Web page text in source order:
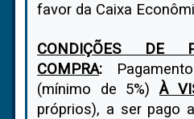
favor da Caixa
CONDIÇÕES DE
COMPRA:
(mínimo de 5%)À
próprios), a ser pago